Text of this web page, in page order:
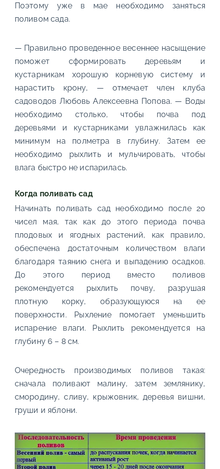
Поэтому уже в мае необходимо заняться
поливом сада.
— Правильно проведенное весеннее насыщение
поможет сформировать деревьям и
кустарникам хорошую корневую систему и
нарастить крону, — отмечает член клуба
садоводов Любовь Алексеевна Попова. — Воды
необходимо столько, чтобы почва под
деревьями и кустарниками увлажнилась как
минимум на полметра в глубину. Затем ее
необходимо рыхлить и мульчировать, чтобы
влага быстро не испарилась.
Когда поливать сад
Начинать поливать сад необходимо после 20
чисел мая, так как до этого периода почва
плодовых и ягодных растений, как правило,
обеспечена достаточным количеством влаги
благодаря таянию снега и выпадению осадков.
До этого период вместо поливов
рекомендуется рыхлить почву, разрушая
плотную корку, образующуюся на ее
поверхности. Рыхление помогает уменьшить
испарение влаги. Рыхлить рекомендуется на
глубину 6 – 8 см.
Очередность производимых поливов такая:
сначала поливают малину, затем землянику,
смородину, сливу, крыжовник, деревья вишни,
груши и яблони.